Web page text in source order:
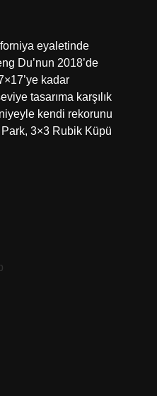
eyaletinde
Du’nun 2018’de
kadar
tasarıma karşılık
kendi rekorunu
Park, 3×3 Rubik Küpü